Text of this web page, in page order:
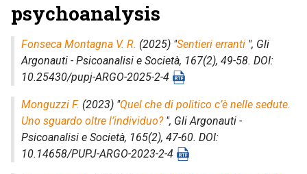
psychoanalysis
Fonseca Montagna V. R. (2025) "Sentieri erranti ", Gli
Argonauti - Psicoanalisi e Società, 167(2), 49-58. DOI:
10.25430/pupj-ARGO-2025-2-4
Monguzzi F. (2023) "Quel che di politico c’è nelle sedute.
Uno sguardo oltre l’individuo?", Gli Argonauti -
Psicoanalisi e Società, 165(2), 47-60. DOI:
10.14658/PUPJ-ARGO-2023-2-4